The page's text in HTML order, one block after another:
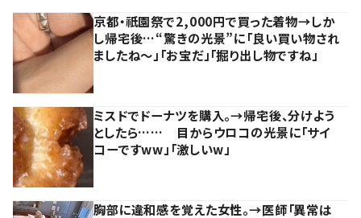
京都・祇園祭で2,000円で買った着物→しか
し帰宅後…“驚きの光景”に「良い買い物され
ましたね～」「お宝だ」「掘り出し物ですね」
ミスドでドーナツを購入。→帰宅後、分けよう
としたら…… 目からウロコの光景に「サイ
コーですww」「激しいw」
胸部に違和感を覚えた女性。→医師「異常は